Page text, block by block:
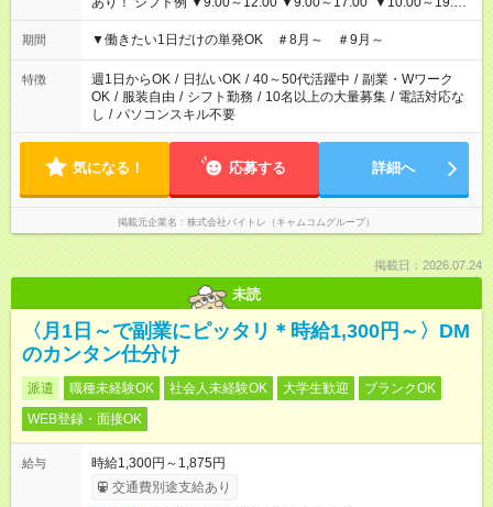
▼18:00～21:00
期間 ▼働きたい1日だけの単発OK ＃8月～ ＃9月～
特徴 週1日からOK / 日払いOK / 40～50代活躍中 / 副業・Wワーク
OK / 服装自由 / シフト勤務 / 10名以上の大量募集 / 電話対応な
し / パソコンスキル不要
気になる！ 応募する 詳細へ
掲載元企業名 株式会社バイトレ（キャムコムグループ）
掲載日：2026.07.24
未読
〈月1日～で副業にピッタリ＊時給1,300円～〉DM
のカンタン仕分け
派遣 職種未経験OK 社会人未経験OK 大学生歓迎
ブランクOK
WEB登録・面接OK
給与
時給1,300円～1,875円
交通費別途支給あり